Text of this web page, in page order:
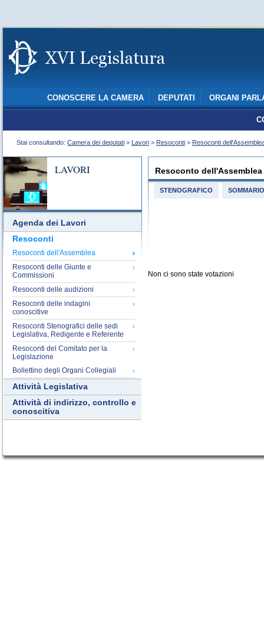
CONOSCERE LA CAMERA DEPUTATI ORGANI
Stai consultando: Camera dei deputati > Lavori > Resoconti > Resoconti
LAVORI
Agenda dei Lavori
Resoconti
Resoconti dell'Assemblea
Resoconti delle Giunte e
Commissioni
Resoconti delle audizioni
Resoconti delle indagini
conoscitive
Resoconti Stenografici delle sedi
Legislativa, Redigente e Referente
Resoconti del Comitato per la
Legislazione
Bollettino degli Organi Collegiali
Attività Legislativa
Attività di indirizzo, controllo e
conoscitiva
Resoconto dell'Assemblea
STENOGRAFICO SOMMARIO
Non ci sono state votazioni